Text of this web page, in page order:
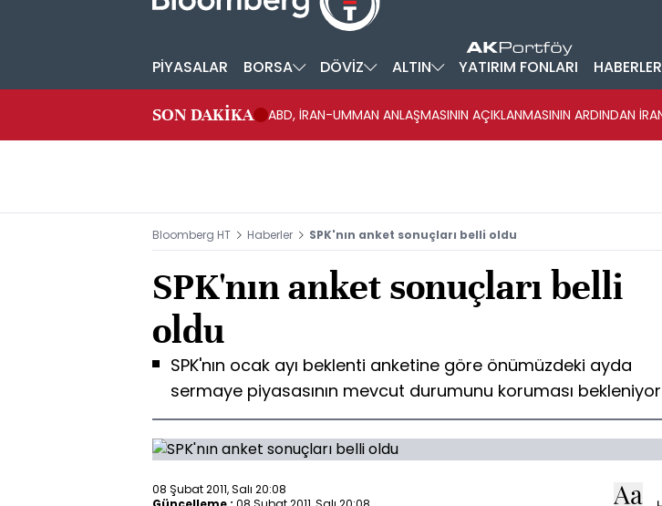
PİYASALAR BORSA DÖVİZ ALTIN YATIRIM FONLARI HABERLER
SON DAKİKA ABD, İRAN-UMMAN ANLAŞMASININ AÇIKLANMASININ ARDINDAN
Bloomberg HT Haberler SPK'nın anket sonuçları belli oldu
SPK'nın anket sonuçları belli
oldu
SPK'nın ocak ayı beklenti anketine göre önümüzdeki ayda
sermaye piyasasının mevcut durumunu koruması bekleniyor
08 Şubat 2011, Salı 20:08